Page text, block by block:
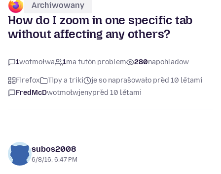
Archiwowany
How do I zoom in one specific tab
without affecting any others?
1wotmołwa 1ma tutón problem 280napohladow
Firefox Tipy a triki
je so naprašowało před 10 lětami
FredMcDwotmołwjenypřed 10 lětami
subos2008
6/8/16, 6:47 PM